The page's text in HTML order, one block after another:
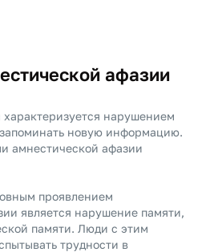
афазии
нарушением
новую информацию.
амнестической афазии
проявлением
является нарушение памяти,
памяти. Люди с этим
трудности в